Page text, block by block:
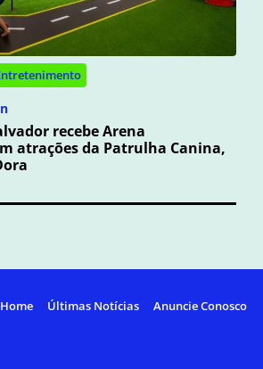
recebe Arena
atrações da Patrulha Canina,
Home Últimas Notícias Anuncie Conosco